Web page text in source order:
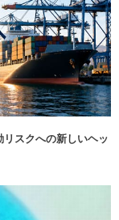
スクへの新しいヘッ